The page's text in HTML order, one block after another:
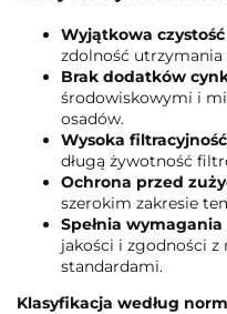
Wyjątkowa
zdolność utrzymania
Brak dodatków
środowiskowymi i
osadów.
Wysoka
długą żywotność
Ochrona przed
szerokim zakresie
Spełnia wymagania
jakości i zgodności
standardami.
Klasyfikacja według